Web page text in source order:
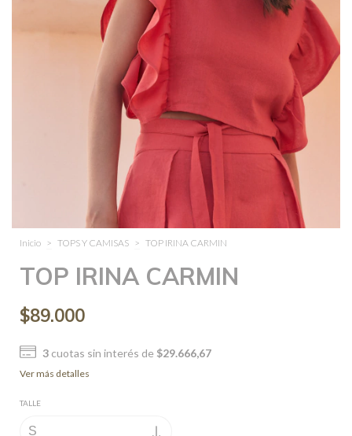
Inicio > TOPS Y CAMISAS > TOP IRINA CARMIN
TOP IRINA CARMIN
$89.000
3cuotas sin interés de $29.666,67
Ver más detalles
TALLE